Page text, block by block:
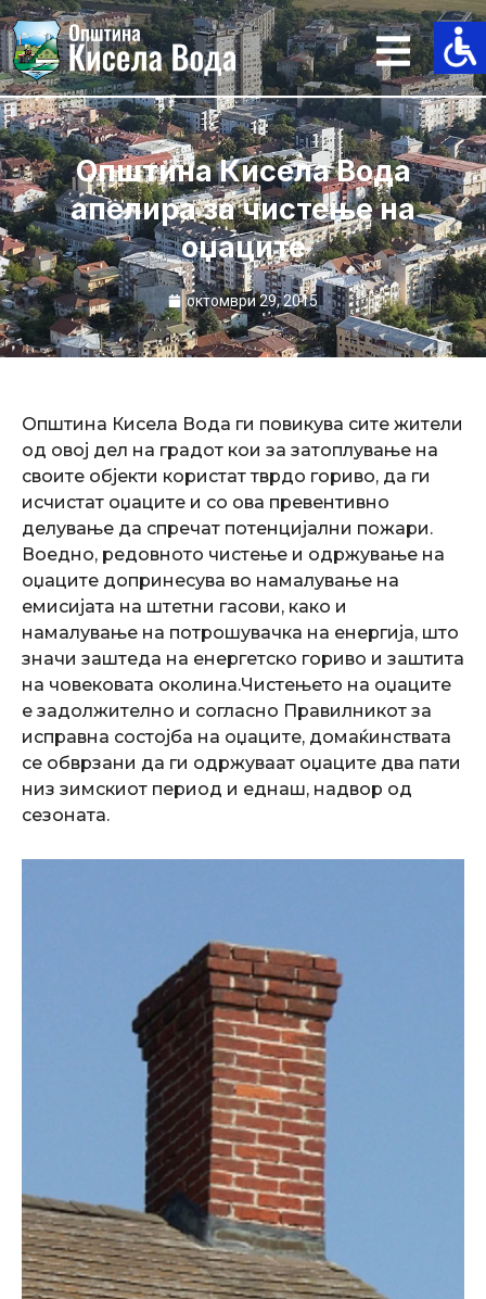
Skip
to
content
Општина Кисела Вода
апелира за чистење на
оџаците
октомври 29, 2015
Општина Кисела Вода ги повикува сите жители
од овој дел на градот кои за затоплување на
своите објекти користат тврдо гориво, да ги
исчистат оџаците и со ова превентивно
делување да спречат потенцијални пожари.
Воедно, редовното чистење и одржување на
оџаците допринесува во намалување на
емисијата на штетни гасови, како и
намалување на потрошувачка на енергија, што
значи заштеда на енергетско гориво и заштита
на човековата околина.Чистењето на оџаците
е задолжително и согласно Правилникот за
исправна состојба на оџаците, домаќинствата
се обврзани да ги одржуваат оџаците два пати
низ зимскиот период и еднаш, надвор од
сезоната.